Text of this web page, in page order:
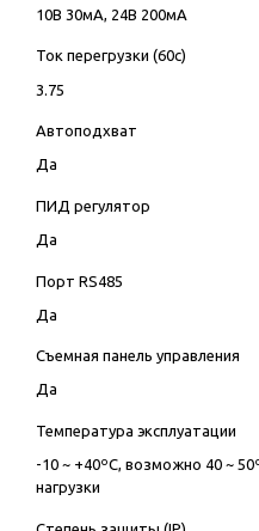
10В 30мА, 24В 200мА
Ток перегрузки (60с)
3.75
Автоподхват
Да
ПИД регулятор
Да
Порт RS485
Да
Съемная панель управления
Да
Температура эксплуатации
-10 ~ +40ºC, возможно 40 ~
нагрузки